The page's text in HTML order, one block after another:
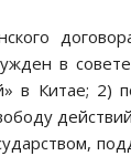
в
в Китае; 2)